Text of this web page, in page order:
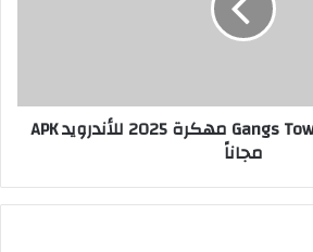
تحميل لعبة Gangs Town Story مهكرة 2025 للأندرويد APK
مجاناً